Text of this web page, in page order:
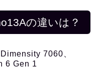
の違いは？
7060、
6 Gen 1